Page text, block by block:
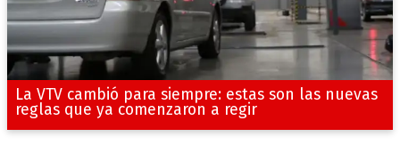
La VTV cambió para siempre: estas son las nuevas
reglas que ya comenzaron a regir